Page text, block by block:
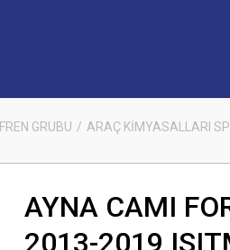
FREN GRUBU ARAÇ KİMYASALLARI
AYNA CAMI
2013-2019